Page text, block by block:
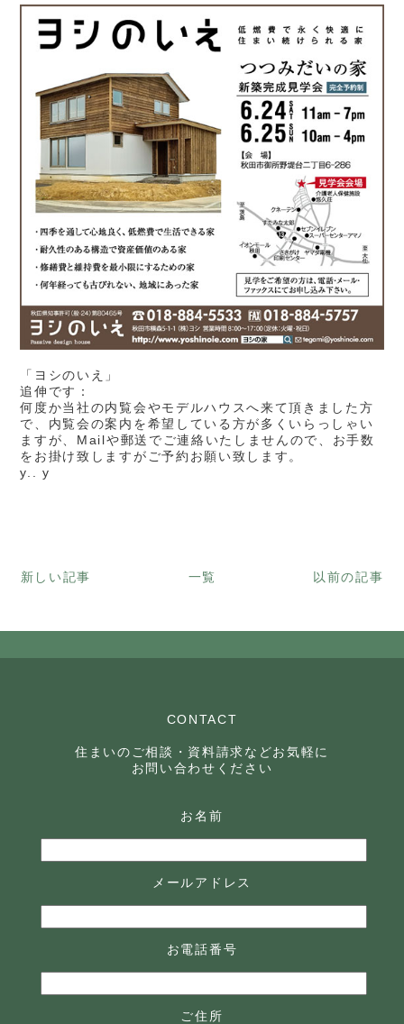
「ヨシのいえ」
追伸です：
何度か当社の内覧会やモデルハウスへ来て頂きました方
で、内覧会の案内を希望している方が多くいらっしゃい
ますが、Mailや郵送でご連絡いたしませんので、お手数
をお掛け致しますがご予約お願い致します。
y.. y
新しい記事 一覧 以前の記事
CONTACT
住まいのご相談・資料請求などお気軽に
お問い合わせください
お名前
メールアドレス
お電話番号
ご住所